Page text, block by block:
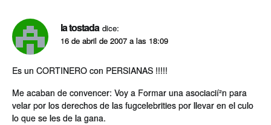
la tostada dice:
16 de abril de 2007 a las 18:09
Es un CORTINERO con PERSIANAS !!!!!
Me acaban de convencer: Voy a Formar una asociacií²n para
velar por los derechos de las fugcelebrities por llevar en el culo
lo que se les de la gana.